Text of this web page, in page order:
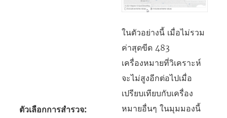
ตัวเลือกการสำรวจ:
ในตัวอย่างนี้ เมื่อไม่รวม
ค่าสุดขีด 483
เครื่องหมายที่วิเคราะห์
จะไม่สูงอีกต่อไปเมื่อ
เปรียบเทียบกับเครื่อง
หมายอื่นๆ ในมุมมองนี้